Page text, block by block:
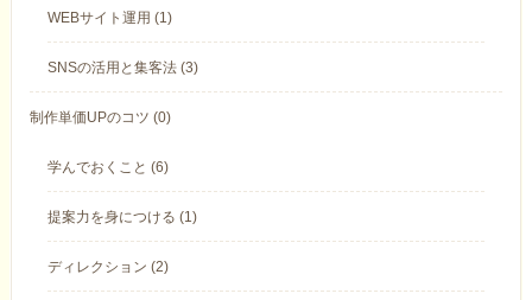
WEBサイト運用 (1)
SNSの活用と集客法 (3)
制作単価UPのコツ (0)
学んでおくこと (6)
提案力を身につける (1)
ディレクション (2)